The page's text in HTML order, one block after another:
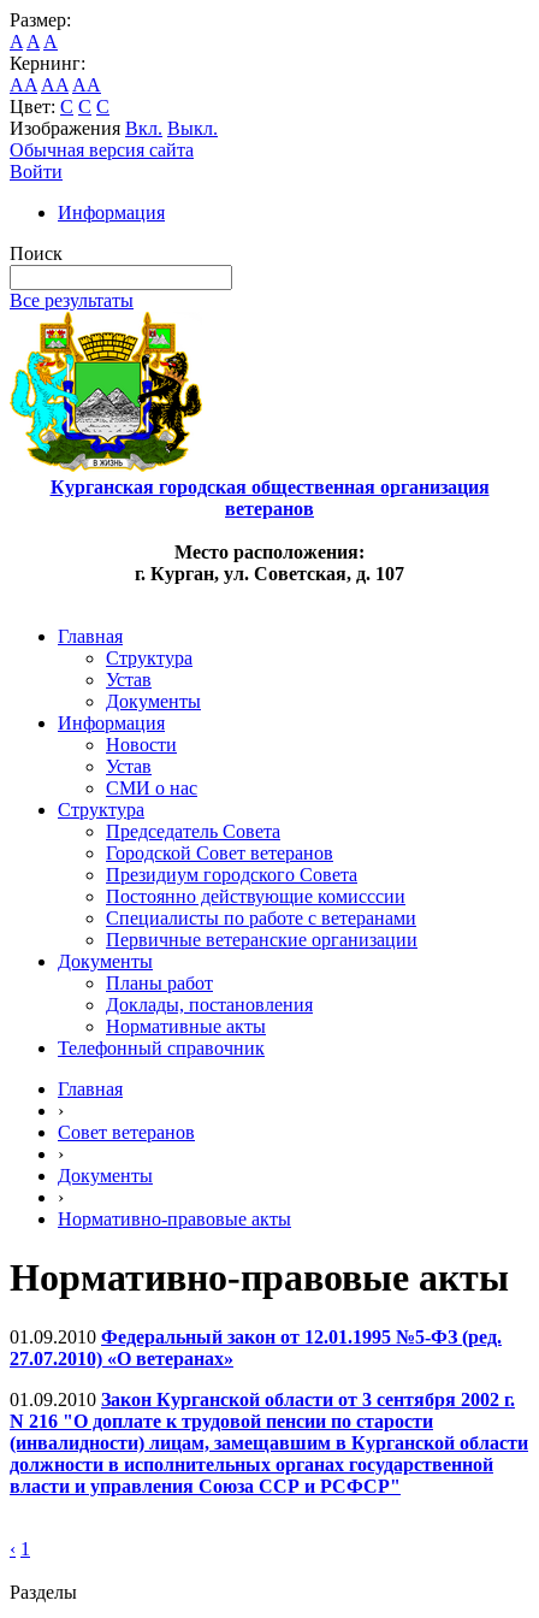
Размер:
A A A
Кернинг:
AA AA AA
Цвет: C C C
Изображения Вкл. Выкл.
Обычная версия сайта
Войти
Информация
Поиск
Все результаты
Курганская городская общественная организация
ветеранов
Место расположения:
г. Курган, ул. Советская, д. 107
Главная
Структура
Устав
Документы
Информация
Новости
Устав
СМИ о нас
Структура
Председатель Совета
Городской Совет ветеранов
Президиум городского Совета
Постоянно действующие комисссии
Специалисты по работе с ветеранами
Первичные ветеранские организации
Документы
Планы работ
Доклады, постановления
Нормативные акты
Телефонный справочник
Главная
›
Совет ветеранов
›
Документы
›
Нормативно-правовые акты
Нормативно-правовые акты
01.09.2010 Федеральный закон от 12.01.1995 №5-ФЗ (ред.
27.07.2010) «О ветеранах»
01.09.2010 Закон Курганской области от 3 сентября 2002 г.
N 216 "О доплате к трудовой пенсии по старости
(инвалидности) лицам, замещавшим в Курганской области
должности в исполнительных органах государственной
власти и управления Союза ССР и РСФСР"
‹ 1
Разделы